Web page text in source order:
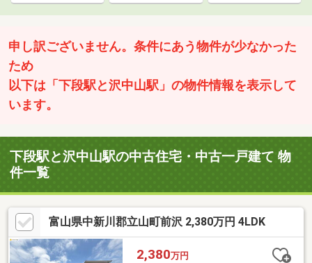
申し訳ございません。条件にあう物件が少なかった
ため
以下は「下段駅と沢中山駅」の物件情報を表示して
います。
下段駅と沢中山駅の中古住宅・中古一戸建て 物
件一覧
富山県中新川郡立山町前沢 2,380万円 4LDK
2,380万円